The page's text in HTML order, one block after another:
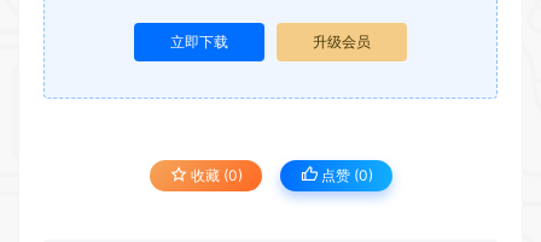
立即下载 升级会员
收藏 (0) 点赞 (0)